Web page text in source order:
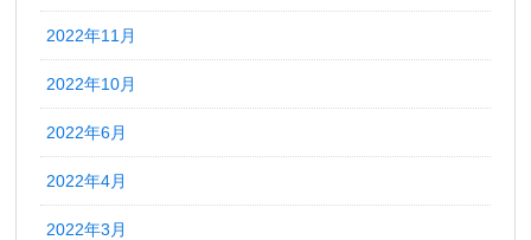
2022年11月
2022年10月
2022年6月
2022年4月
2022年3月